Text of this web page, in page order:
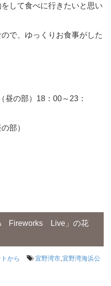
して食べに行きたいと思い
で、ゆっくりお食事がした
昼の部）18：00～23：
部）
Fireworks Live」の花
から 宜野湾市 宜野湾海浜公